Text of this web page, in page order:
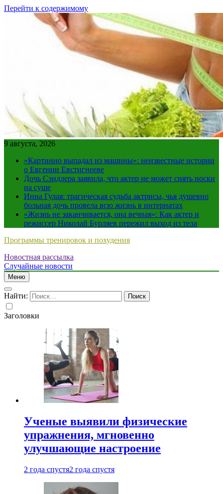
Перейти к содержимому
9 августа, 2026
«Картинно выпадал из машины»: неизвестные истории
о Евгении Евстигнееве
Дочь Сэндлера заявила, что актер не может снять носки
на суше
Инна Гулая: трагическая судьба актрисы, чья душевно
больная дочь провела всю жизнь в интернатах
«Жизнь не заканчивается, она вечная»: Как актер и
режиссер Николай Бурляев пережил выход из тела
Программы тренировок и похудения
Новостная рассылка
Случайные новости
Меню
Найти:
Заголовки
Ученые выявили физические
упражнения, мгновенно
улучшающие настроение
2 года спустя2 года спустя